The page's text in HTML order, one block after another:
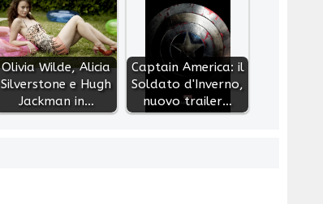
Olivia Wilde, Alicia
Silverstone e Hugh
Jackman in…
Captain America: il
Soldato d'Inverno,
nuovo trailer…